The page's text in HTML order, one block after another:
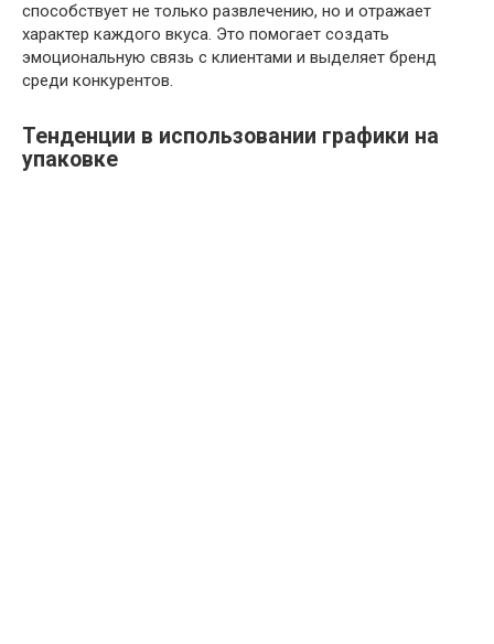
способствует не только развлечению, но и отражает
характер каждого вкуса. Это помогает создать
эмоциональную связь с клиентами и выделяет бренд
среди конкурентов.
Тенденции в использовании графики на
упаковке